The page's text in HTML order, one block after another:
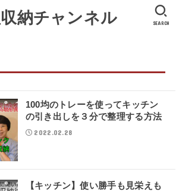
納チャンネル SEARCH
100均のトレーを使ってキッチン
の引き出しを３分で整理する方法
2022.02.28
【キッチン】使い勝手も見栄えも